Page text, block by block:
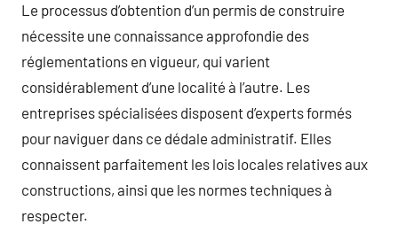
Le processus d’obtention d’un permis de construire
nécessite une connaissance approfondie des
réglementations en vigueur, qui varient
considérablement d’une localité à l’autre. Les
entreprises spécialisées disposent d’experts formés
pour naviguer dans ce dédale administratif. Elles
connaissent parfaitement les lois locales relatives aux
constructions, ainsi que les normes techniques à
respecter.